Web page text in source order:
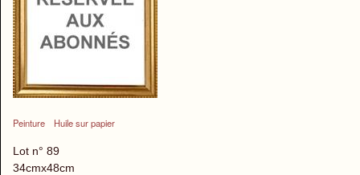
Peinture Huile sur papier
Lot n° 89
34cmx48cm